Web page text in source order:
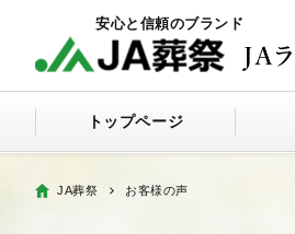
トップページ
JA葬祭 お客様の声